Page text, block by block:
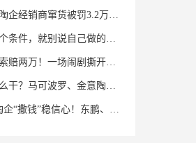
又有头部陶企经销商窜货被罚3.2万！品牌区域保护岌岌可危？
达不到这个条件，就别说自己做的是质感砖！
三块瓷砖索赔两万！一场闹剧撕开了装修“碰瓷”的遮羞布
接下来怎么干？马可波罗、金意陶、蒙娜丽莎、箭牌、欧神诺、宏宇…
8家上市陶企“撒钱”稳信心！东鹏、蒙娜丽莎等启动回购增持